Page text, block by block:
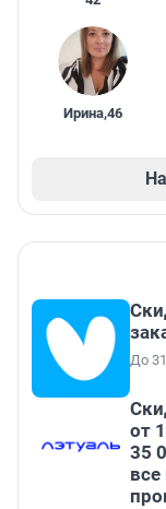
Ирина,46
До
от
35